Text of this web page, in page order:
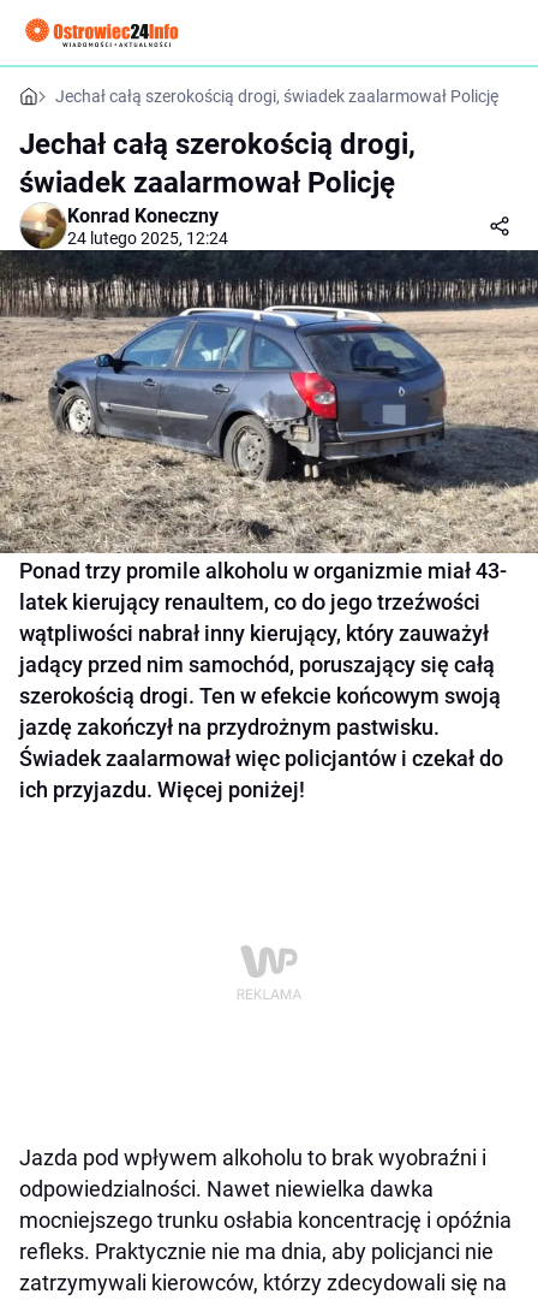
Jechał całą szerokością drogi, świadek zaalarmował Policję
Jechał całą szerokością drogi,
świadek zaalarmował Policję
Konrad Koneczny
24 lutego 2025, 12:24
Ponad trzy promile alkoholu w organizmie miał 43-
latek kierujący renaultem, co do jego trzeźwości
wątpliwości nabrał inny kierujący, który zauważył
jadący przed nim samochód, poruszający się całą
szerokością drogi. Ten w efekcie końcowym swoją
jazdę zakończył na przydrożnym pastwisku.
Świadek zaalarmował więc policjantów i czekał do
ich przyjazdu. Więcej poniżej!
Jazda pod wpływem alkoholu to brak wyobraźni i
odpowiedzialności. Nawet niewielka dawka
mocniejszego trunku osłabia koncentrację i opóźnia
refleks. Praktycznie nie ma dnia, aby policjanci nie
zatrzymywali kierowców, którzy zdecydowali się na